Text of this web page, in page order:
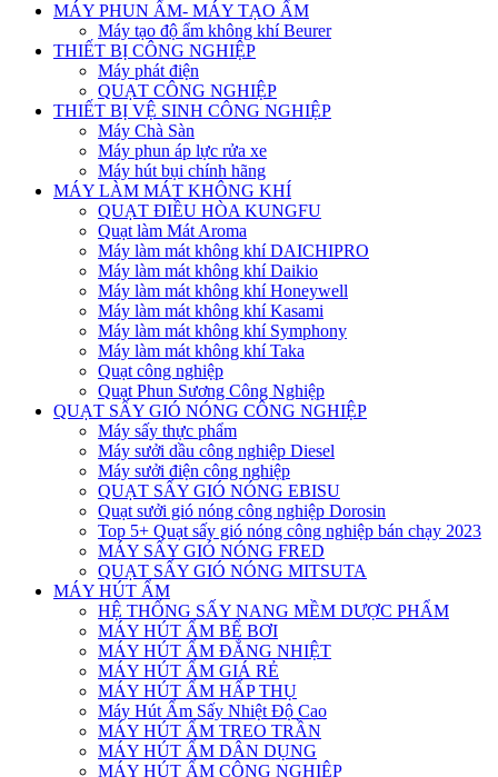
MÁY PHUN ẨM- MÁY TẠO ẨM
Máy tạo độ ẩm không khí Beurer
THIẾT BỊ CÔNG NGHIỆP
Máy phát điện
QUẠT CÔNG NGHIỆP
THIẾT BỊ VỆ SINH CÔNG NGHIỆP
Máy Chà Sàn
Máy phun áp lực rửa xe
Máy hút bụi chính hãng
MÁY LÀM MÁT KHÔNG KHÍ
QUẠT ĐIỀU HÒA KUNGFU
Quạt làm Mát Aroma
Máy làm mát không khí DAICHIPRO
Máy làm mát không khí Daikio
Máy làm mát không khí Honeywell
Máy làm mát không khí Kasami
Máy làm mát không khí Symphony
Máy làm mát không khí Taka
Quạt công nghiệp
Quạt Phun Sương Công Nghiệp
QUẠT SẤY GIÓ NÓNG CÔNG NGHIỆP
Máy sấy thực phẩm
Máy sưởi dầu công nghiệp Diesel
Máy sưởi điện công nghiệp
QUẠT SẤY GIÓ NÓNG EBISU
Quạt sưởi gió nóng công nghiệp Dorosin
Top 5+ Quạt sấy gió nóng công nghiệp bán chạy 2023
MÁY SẤY GIÓ NÓNG FRED
QUẠT SẤY GIÓ NÓNG MITSUTA
MÁY HÚT ẨM
HỆ THỐNG SẤY NANG MỀM DƯỢC PHẨM
MÁY HÚT ẨM BỂ BƠI
MÁY HÚT ẨM ĐẲNG NHIỆT
MÁY HÚT ẨM GIÁ RẺ
MÁY HÚT ẨM HẤP THỤ
Máy Hút Ẩm Sấy Nhiệt Độ Cao
MÁY HÚT ẨM TREO TRẦN
MÁY HÚT ẨM DÂN DỤNG
MÁY HÚT ẨM CÔNG NGHIỆP